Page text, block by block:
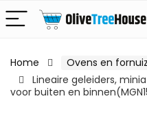
Home Ovens en
Lineaire geleiders,
voor buiten en